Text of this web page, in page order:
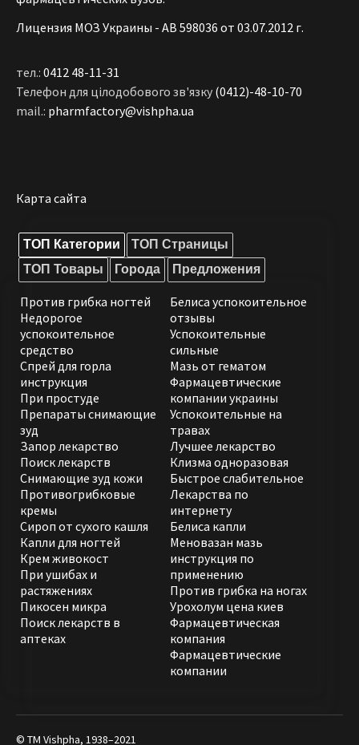
Лицензия МОЗ Украины - АВ 598036 от 03.07.2012 г.
тел.: 0412 48-11-31
Телефон для цілодобового зв'язку (0412)-48-10-70
mail.: pharmfactory@vishpha.ua
Карта сайта
ТОП Категории
ТОП Страницы
ТОП Товары
Города Предложения
Против грибка ногтей
Недорогое
успокоительное
средство
Спрей для горла
инструкция
При простуде
Препараты снимающие
зуд
Запор лекарство
Поиск лекарств
Снимающие зуд кожи
Белиса успокоительное
отзывы
Успокоительные
сильные
Мазь от гематом
Фармацевтические
компании украины
Успокоительные на
травах
Лучшее лекарство
Клизма одноразовая
Быстрое слабительное
Противогрибковые
кремы
Сироп от сухого кашля
Капли для ногтей
Крем живокост
При ушибах и
растяжениях
Пикосен микра
Поиск лекарств в
аптеках
Лекарства по
интернету
Белиса капли
Меновазан мазь
инструкция по
применению
Против грибка на ногах
Урохолум цена киев
Фармацевтическая
компания
Фармацевтические
компании
© ТМ Vishpha, 1938–2021